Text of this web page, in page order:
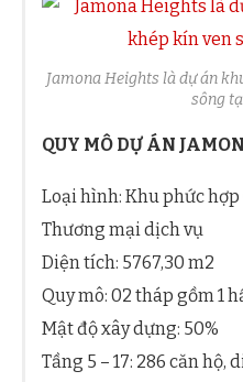
Jamona Heights là dự án
sông
QUY MÔ DỰ ÁN
Loại hình: Khu phức hợp
Thương mại dịch vụ
Diện tích: 5767,30 m2
Quy mô: 02 tháp gồm 1
Mật độ xây dựng: 50%
Tầng 5 – 17: 286 căn hộ,